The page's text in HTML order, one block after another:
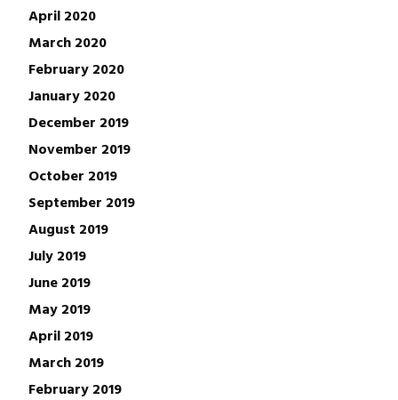
April 2020
March 2020
February 2020
January 2020
December 2019
November 2019
October 2019
September 2019
August 2019
July 2019
June 2019
May 2019
April 2019
March 2019
February 2019